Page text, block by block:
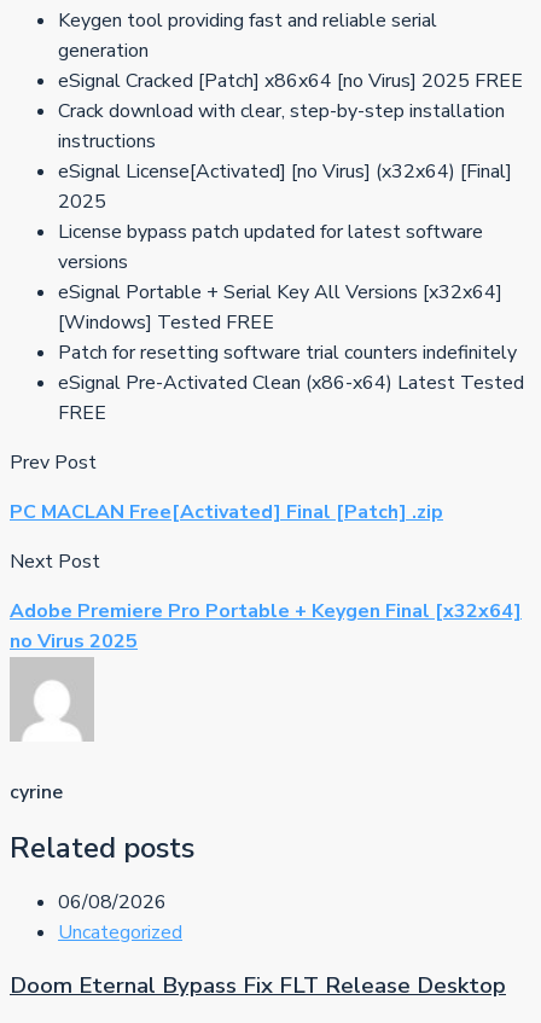
Keygen tool providing fast and reliable serial
generation
eSignal Cracked [Patch] x86x64 [no Virus] 2025 FREE
Crack download with clear, step-by-step installation
instructions
eSignal License[Activated] [no Virus] (x32x64) [Final]
2025
License bypass patch updated for latest software
versions
eSignal Portable + Serial Key All Versions [x32x64]
[Windows] Tested FREE
Patch for resetting software trial counters indefinitely
eSignal Pre-Activated Clean (x86-x64) Latest Tested
FREE
Prev Post
PC MACLAN Free[Activated] Final [Patch] .zip
Next Post
Adobe Premiere Pro Portable + Keygen Final [x32x64]
no Virus 2025
cyrine
Related posts
06/08/2026
Uncategorized
Doom Eternal Bypass Fix FLT Release Desktop